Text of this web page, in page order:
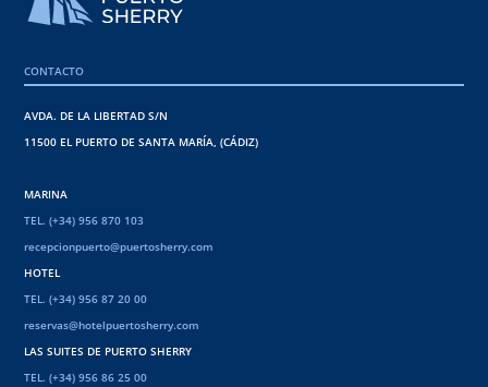
CONTACTO
AVDA. DE LA LIBERTAD S/N
11500 EL PUERTO DE SANTA MARÍA, (CÁDIZ)
MARINA
TEL. (+34) 956 870 103
recepcionpuerto@puertosherry.com
HOTEL
TEL. (+34) 956 87 20 00
reservas@hotelpuertosherry.com
LAS SUITES DE PUERTO SHERRY
TEL. (+34) 956 86 25 00